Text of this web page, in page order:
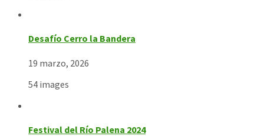
Desafío Cerro la Bandera
19 marzo, 2026
54 images
Festival del Río Palena 2024